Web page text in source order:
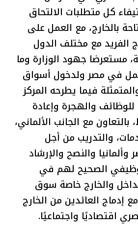
كل متطلبات الالتحاق
بالخارج، مع العمل على
الفريد مع مختلف الدول
مستعرضا جهود الوزارة وما
في مصر ولدخول أسواق
فيما يطرحه المركز
للوظائف والهجرة وإعادة
مع الجانب الألماني،
والتدريب من أجل
والنصح والإرشاد
الصحيح لهم في
والخارج خاصة سوق
إدماج العائدين من الخارج
اقتصاديًا واجتماعيًا.